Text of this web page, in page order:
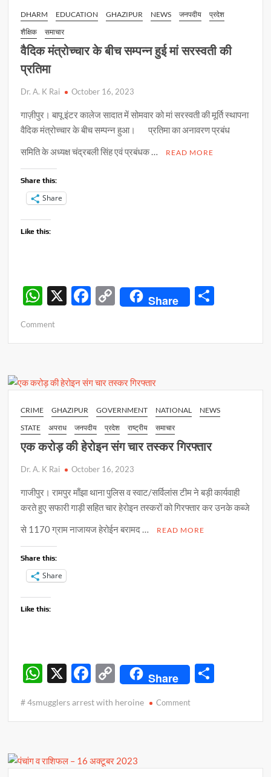
DHARM EDUCATION GHAZIPUR NEWS जनपदीय
प्रदेश
शैक्षिक
समाचार
वैदिक मंत्रोच्चार के बीच सम्पन्न हुई मां सरस्वती की
प्रतिमा
Dr. A. K Rai October 16, 2023
गाज़ीपुर। बापू इंटर कालेज सादात में सोमवार को मां सरस्वती की मूर्ति स्थापना
वैदिक मंत्रोच्चार के बीच सम्पन्न हुआ। प्रतिमा का अनावरण प्रबंध
समिति के अध्यक्ष चंद्रबली सिंह एवं प्रबंधक …
READ MORE
Share this:
Share
Like this:
W
h
at
A
p
p
X
F
o
k
C
o
n
k
Share
Commenton
बीच
सम्पन्न
मां
सरस्वती
की
CRIME GHAZIPUR GOVERNMENT NATIONAL
NEWS
STATE
अपराध जनपदीय प्रदेश राष्ट्रीय समाचार
एक करोड़ की हेरोइन संग चार तस्कर गिरफ्तार
Dr. A. K Rai October 16, 2023
गाजीपुर। रामपुर माँझा थाना पुलिस व स्वाट/सर्विलांस टीम ने बड़ी कार्यवाही
करते हुए सफारी गाड़ी सहित चार हेरोइन तस्करों को गिरफ्तार कर उनके कब्जे
से 1170 ग्राम नाजायज हेरोईन बरामद …
READ MORE
Share this:
Share
Like this:
W
at
A
p
X
F
e
o
C
o
p
n
Share
# 4smugglers arrest with heroine Commenton
संग